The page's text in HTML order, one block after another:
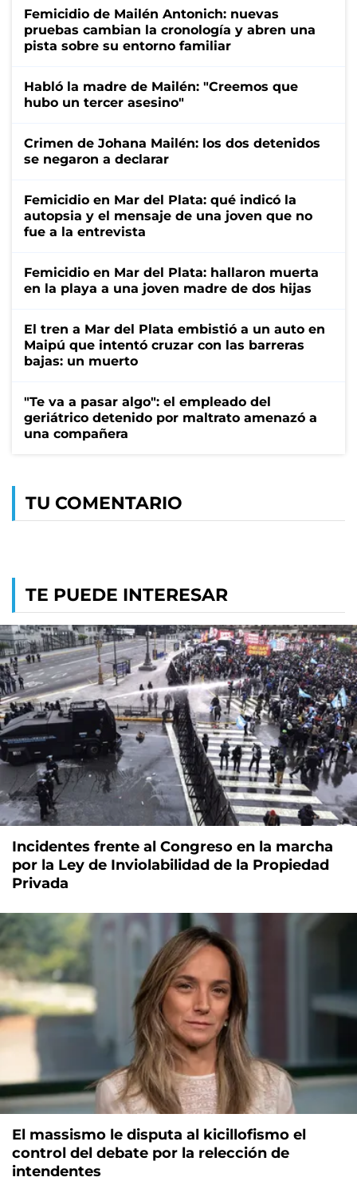
Femicidio de Mailén Antonich: nuevas
pruebas cambian la cronología y abren una
pista sobre su entorno familiar
Habló la madre de Mailén: "Creemos que
hubo un tercer asesino"
Crimen de Johana Mailén: los dos detenidos
se negaron a declarar
Femicidio en Mar del Plata: qué indicó la
autopsia y el mensaje de una joven que no
fue a la entrevista
Femicidio en Mar del Plata: hallaron muerta
en la playa a una joven madre de dos hijas
El tren a Mar del Plata embistió a un auto en
Maipú que intentó cruzar con las barreras
bajas: un muerto
"Te va a pasar algo": el empleado del
geriátrico detenido por maltrato amenazó a
una compañera
TU COMENTARIO
TE PUEDE INTERESAR
Incidentes frente al Congreso en la marcha
por la Ley de Inviolabilidad de la Propiedad
Privada
El massismo le disputa al kicillofismo el
control del debate por la relección de
intendentes